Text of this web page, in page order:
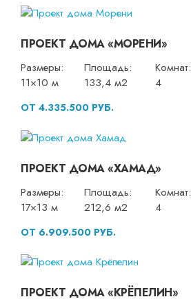
ПРОЕКТ ДОМА «МОРЕНИ»
Размеры:
11×10 м
Площадь:
133,4 м2
Комнат:
4
ОТ 4.335.500 РУБ.
ПРОЕКТ ДОМА «ХАМАД»
Размеры:
17×13 м
Площадь:
212,6 м2
Комнат:
4
ОТ 6.909.500 РУБ.
ПРОЕКТ ДОМА «КРЁПЕЛИН»